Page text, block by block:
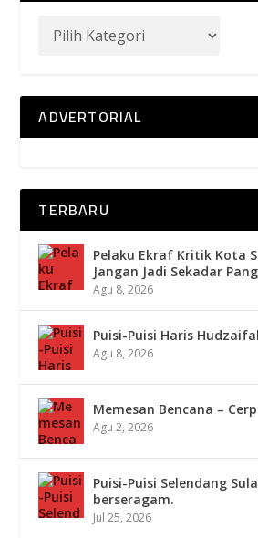
ADVERTORIAL
TERBARU
Pelaku Ekraf Kritik Kota
Jangan Jadi Sekadar
Agu 8, 2026
Puisi-Puisi Haris
Agu 8, 2026
Memesan Bencana –
Agu 2, 2026
Puisi-Puisi Selendang
berseragam.
Jul 25, 2026